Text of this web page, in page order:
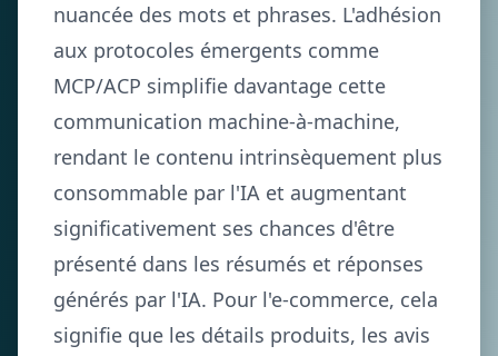
nuancée des mots et phrases. L'adhésion
aux protocoles émergents comme
MCP/ACP simplifie davantage cette
communication machine-à-machine,
rendant le contenu intrinsèquement plus
consommable par l'IA et augmentant
significativement ses chances d'être
présenté dans les résumés et réponses
générés par l'IA. Pour l'e-commerce, cela
signifie que les détails produits, les avis